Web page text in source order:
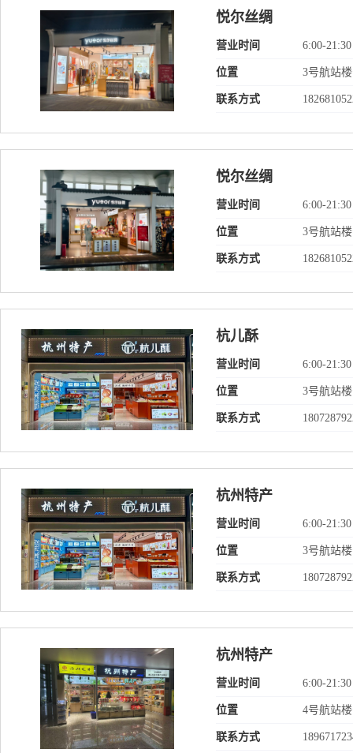
悦尔丝绸
营业时间 6:00-21:30
位置 3号航站
联系方式
悦尔丝绸
营业时间 6:00-21:30
位置 3号航站
联系方式
杭儿酥
营业时间 6:00-21:30
位置 3号航站
联系方式
杭州特产
营业时间 6:00-21:30
位置 3号航站
联系方式
杭州特产
营业时间 6:00-21:30
位置 4号航站
联系方式